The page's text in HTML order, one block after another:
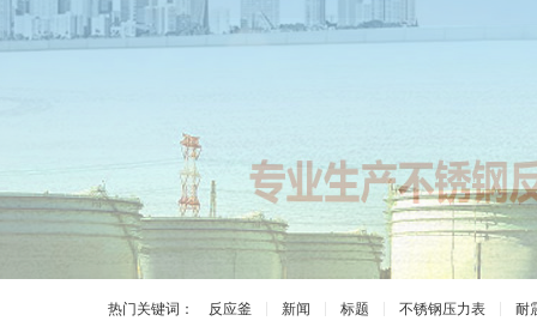
热门关键词： 反应釜 新闻 标题 不锈钢压力表 耐